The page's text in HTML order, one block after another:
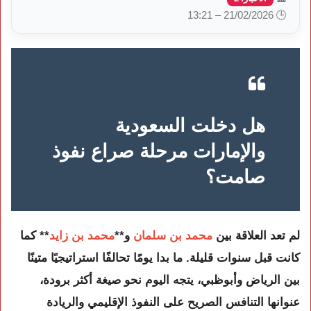
🕒 21/02/2026 – 13:21
هل دخلت السعودية
والإمارات مرحلة صراع نفوذ
صامت؟
لم تعد العلاقة بين محمد بن سلمان و**محمد بن زايد** كما
كانت قبل سنوات قليلة. ما بدا يومًا تحالفًا استراتيجيًا متينًا
بين الرياض وأبوظبي، يتجه اليوم نحو صيغة أكثر برودة،
عنوانها التنافس الصريح على النفوذ الإقليمي والريادة